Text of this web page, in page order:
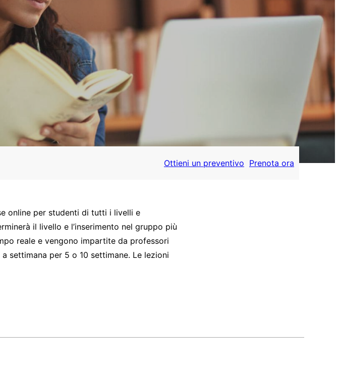
Ottieni un preventivo Prenota ora
online per studenti di tutti i livelli e
il livello e l’inserimento nel gruppo più
reale e vengono impartite da professori
settimana per 5 o 10 settimane. Le lezioni